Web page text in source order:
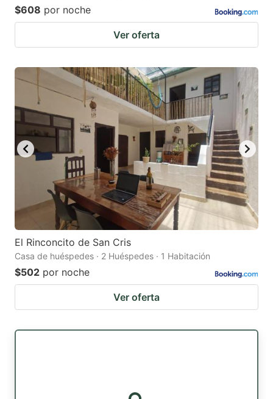
$608 por noche
Ver oferta
El Rinconcito de San Cris
Casa de huéspedes · 2 Huéspedes · 1 Habitación
$502 por noche
Ver oferta